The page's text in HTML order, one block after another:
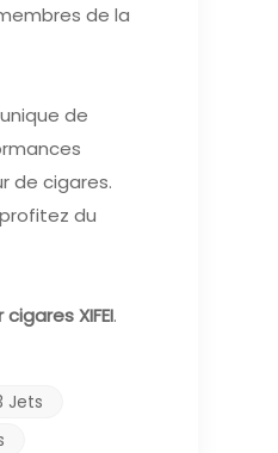
de la
de
de cigares.
du
XIFEI.
Jets